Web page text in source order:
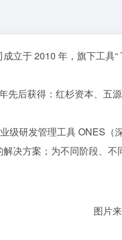
立于 2010 年，旗下工具
先后获得：红杉资本、五
级研发管理工具 ONES（
决方案；为不同阶段、不
图片